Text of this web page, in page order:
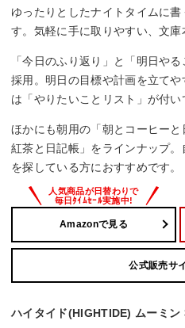
ゆったりとしたナイトタイムに
す。気軽に手に取りやすい、文庫
「今日のふり返り」と「明日や
採用。明日の目標や計画を立て
は「やりたいことリスト」が付い
ほかにも朝用の「朝とコーヒー
紅茶と日記帳」をラインナップ
を探している方におすすめです。
Amazonで見る
公式販売サ
ハイタイド(HIGHTIDE) ムーミン